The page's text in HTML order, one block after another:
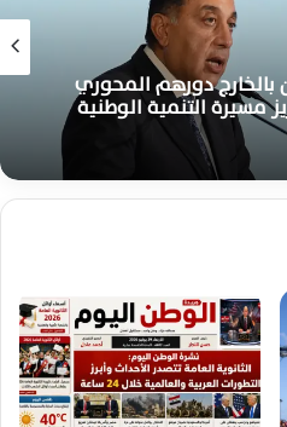
بالخارج دورهم المحوري
مسيرة التنمية الوطنية